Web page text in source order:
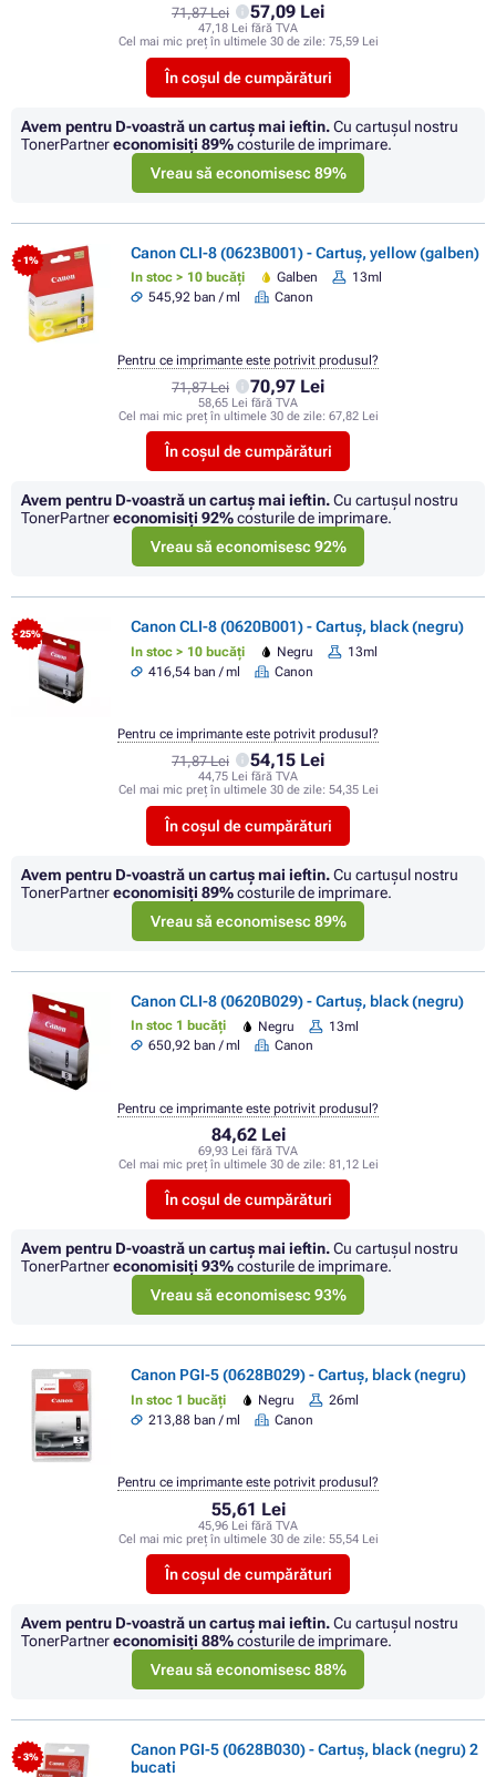
71,87 Lei 57,09 Lei
47,18 Lei fără TVA
Cel mai mic preț în ultimele 30 de zile: 75,59 Lei
În coșul de cumpărături
Avem pentru D-voastră un cartuș mai ieftin.Cu cartuşul nostru
TonerPartnereconomisiţi 89%costurile de imprimare.
Vreau să economisesc 89%
- 1% Canon CLI-8 (0623B001) - Cartuș, yellow (galben)
In stoc > 10 bucăți Galben
13ml
545,92 ban / ml
Canon
71,87 Lei 70,97 Lei
58,65 Lei fără TVA
Cel mai mic preț în ultimele 30 de zile: 67,82 Lei
În coșul de cumpărături
Pentru ce imprimante este potrivit produsul?
Avem pentru D-voastră un cartuș mai ieftin.Cu cartuşul nostru
TonerPartnereconomisiţi 92%costurile de imprimare.
Vreau să economisesc 92%
- 25% Canon CLI-8 (0620B001) - Cartuș, black (negru)
In stoc > 10 bucăți Negru
13ml
416,54 ban / ml
Canon
71,87 Lei 54,15 Lei
44,75 Lei fără TVA
Cel mai mic preț în ultimele 30 de zile: 54,35 Lei
În coșul de cumpărături
Pentru ce imprimante este potrivit produsul?
Avem pentru D-voastră un cartuș mai ieftin.Cu cartuşul nostru
TonerPartnereconomisiţi 89%costurile de imprimare.
Vreau să economisesc 89%
Canon CLI-8 (0620B029) - Cartuș, black (negru)
In stoc 1 bucăți Negru
13ml
650,92 ban / ml
Canon
84,62 Lei
69,93 Lei fără TVA
Cel mai mic preț în ultimele 30 de zile: 81,12 Lei
În coșul de cumpărături
Pentru ce imprimante este potrivit produsul?
Avem pentru D-voastră un cartuș mai ieftin.Cu cartuşul nostru
TonerPartnereconomisiţi 93%costurile de imprimare.
Vreau să economisesc 93%
Canon PGI-5 (0628B029) - Cartuș, black (negru)
In stoc 1 bucăți Negru
26ml
213,88 ban / ml
Canon
55,61 Lei
45,96 Lei fără TVA
Cel mai mic preț în ultimele 30 de zile: 55,54 Lei
În coșul de cumpărături
Pentru ce imprimante este potrivit produsul?
Avem pentru D-voastră un cartuș mai ieftin.Cu cartuşul nostru
TonerPartnereconomisiţi 88%costurile de imprimare.
Vreau să economisesc 88%
- 3%
Canon PGI-5 (0628B030) - Cartuș, black (negru) 2
bucati